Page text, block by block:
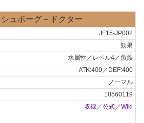
ュボーグ－ドクター
JF15-JP002
効果
水属性／レベル4／魚族
ATK:400／DEF:400
ノーマル
10560119
収録／公式／Wiki